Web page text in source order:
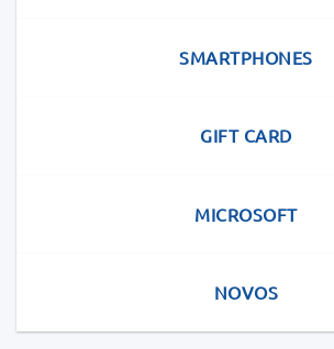
SMARTPHONES
GIFT CARD
MICROSOFT
NOVOS